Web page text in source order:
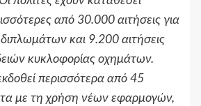
από 30.000 αιτήσεις για
και 9.200 αιτήσεις
κυκλοφορίας οχημάτων.
περισσότερα από 45
με τη χρήση νέων εφαρμογών,